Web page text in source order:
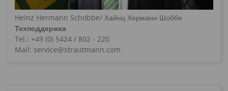
Heinz Hermann Schobbe/ Хайнц Херманн Шоббе
Техподдержка
Tel.: +49 (0) 5424 / 802 - 220
Mail: service@strautmann.com